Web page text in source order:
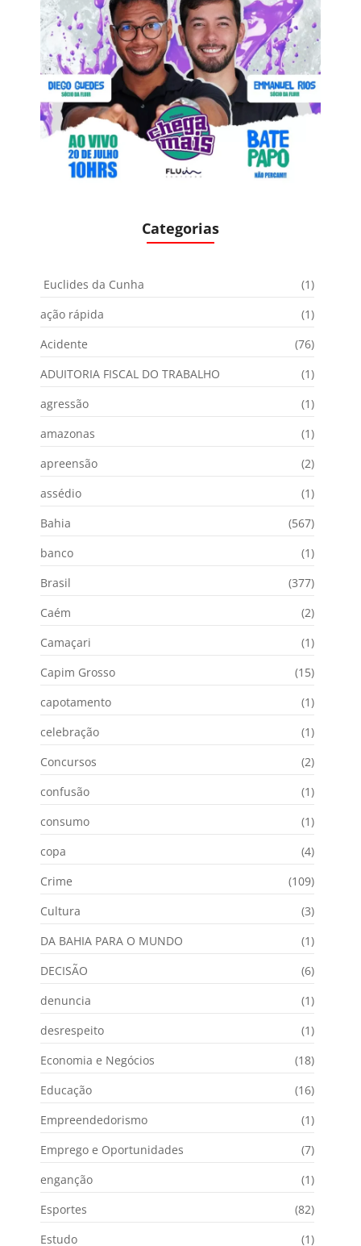
Categorias
Euclides da Cunha
(1)
ação rápida
(1)
Acidente
(76)
ADUITORIA FISCAL DO TRABALHO
(1)
agressão
(1)
amazonas
(1)
apreensão
(2)
assédio
(1)
Bahia
(567)
banco
(1)
Brasil
(377)
Caém
(2)
Camaçari
(1)
Capim Grosso
(15)
capotamento
(1)
celebração
(1)
Concursos
(2)
confusão
(1)
consumo
(1)
copa
(4)
Crime
(109)
Cultura
(3)
DA BAHIA PARA O MUNDO
(1)
DECISÃO
(6)
denuncia
(1)
desrespeito
(1)
Economia e Negócios
(18)
Educação
(16)
Empreendedorismo
(1)
Emprego e Oportunidades
(7)
enganção
(1)
Esportes
(82)
Estudo
(1)